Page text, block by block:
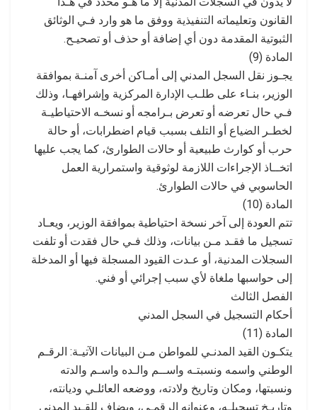
القانون وتعليماته التنفيذية ووفق ما هو وارد فـي الوثائق
الثبوتية المقدمة دون أي إضافة أو حذف أو تصحيـح.
المادة (9)
يجـوز نقل السجل المدني إلى أمـاكن أخرى آمنـة بموافقة
الوزير، بنـاء على طلـب الإدارة المركزية وإشرافهـا، وذلك
فـي حال تعرضه أو تعرض بـرامجه أو نسخـه الاحتياطيـة
لخطـر الضياع أو التلف بسبب قيام اضطرابات، أو حالة
حرب أو كوارث طبيعية أو حالات الطوارئ، كما يجب عليها
اتخــاذ الإجراءات اللازمة لوثوقية واستمرارية العمل
الحاسوبي في حالات الطوارئ.
المادة (10)
تتم العودة إلى آخر نسخة احتياطية بموافقة الوزير، ويعـاد
تسجيل ما فقـد مـن بيانات، وذلك فـي حال فقدت أو تلفت
السجلات المدنية، أو عـدت القيود المسجلة فيها أو المدخلة
إلى حواسبها ملغاة لأي سبب إجرائي أو فني.
الفصل الثالث
أحكام التسجيل في السجل المدني
المادة (11)
يتكـون القيد المدنـي للمواطن مـن البيانات الآتيـة: الرقـم
الوطني واسمه ونسبتـه واســم والـده واسـم والدته
ونسبتها، ومكان وتاريخ ولادته، ووضعه العائلـي وديانته،
وتاريـخ تسجيلـه، وعنوانه الرقمـي، ويضاف للقـيد المدني